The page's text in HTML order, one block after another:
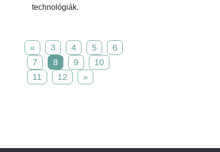
technológiák.
« 3 4 5
6
7
8 9
10
11
12 »